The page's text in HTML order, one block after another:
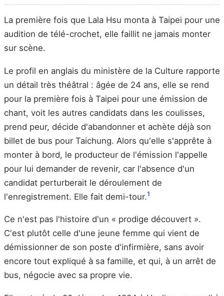
La première fois que Lala Hsu monta à Taipei pour une
audition de télé-crochet, elle faillit ne jamais monter
sur scène.
Le profil en anglais du ministère de la Culture rapporte
un détail très théâtral : âgée de 24 ans, elle se rend
pour la première fois à Taipei pour une émission de
chant, voit les autres candidats dans les coulisses,
prend peur, décide d'abandonner et achète déjà son
billet de bus pour Taichung. Alors qu'elle s'apprête à
monter à bord, le producteur de l'émission l'appelle
pour lui demander de revenir, car l'absence d'un
candidat perturberait le déroulement de
l'enregistrement. Elle fait demi-tour.1
Ce n'est pas l'histoire d'un « prodige découvert ».
C'est plutôt celle d'une jeune femme qui vient de
démissionner de son poste d'infirmière, sans avoir
encore tout expliqué à sa famille, et qui, à un arrêt de
bus, négocie avec sa propre vie.